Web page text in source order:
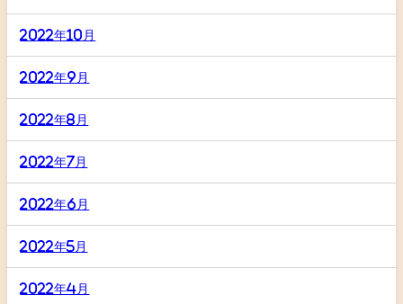
2022年10月
2022年9月
2022年8月
2022年7月
2022年6月
2022年5月
2022年4月